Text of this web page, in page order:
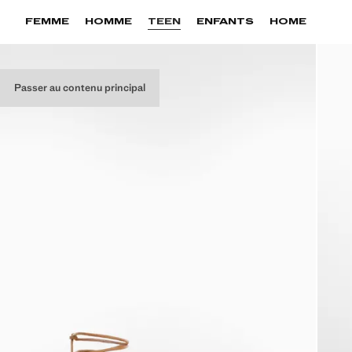
Passer au contenu principal
FEMME HOMME TEEN ENFANTS HOME